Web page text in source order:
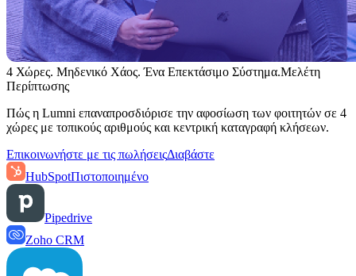
4 Χώρες. Μηδενικό Χάος. Ένα Επεκτάσιμο Σύστημα.Μελέτη
Περίπτωσης
Πώς η Lumni επαναπροσδιόρισε την αφοσίωση των φοιτητών σε 4
χώρες με τοπικούς αριθμούς και κεντρική καταγραφή κλήσεων.
Επικοινωνήστε με τις πωλήσειςΔιαβάστε
HubSpotΠιστοποιημένο
Pipedrive
Zoho CRM